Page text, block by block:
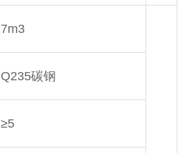
7m3
Q235碳钢
≥5